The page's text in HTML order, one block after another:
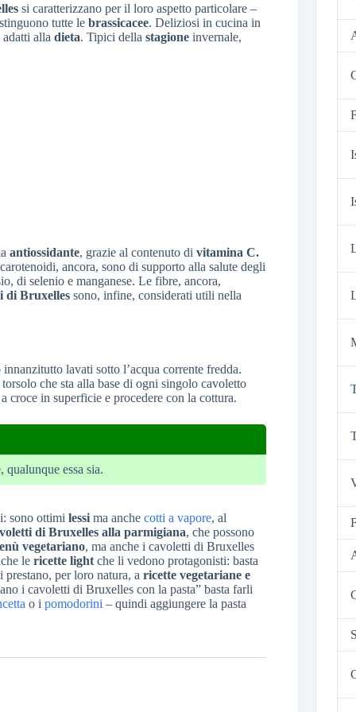
si caratterizzano per il loro aspetto particolare –
tutte le brassicacee. Deliziosi in cucina in
adatti alla dieta. Tipici della stagione invernale,
antiossidante, grazie al contenuto di vitamina C.
ancora, sono di supporto alla salute degli
di selenio e manganese. Le fibre, ancora,
di Bruxelles sono, infine, considerati utili nella
lavati sotto l’acqua corrente fredda.
che sta alla base di ogni singolo cavoletto
croce in superficie e procedere con la cottura.
essa sia.
sono ottimi lessi ma anche cotti a vapore, al
di Bruxelles alla parmigiana, che possono
vegetariano, ma anche i cavoletti di Bruxelles
le ricette light che li vedono protagonisti: basta
per loro natura, a ricette vegetariane e
i cavoletti di Bruxelles con la pasta” basta farli
o i pomodorini – quindi aggiungere la pasta